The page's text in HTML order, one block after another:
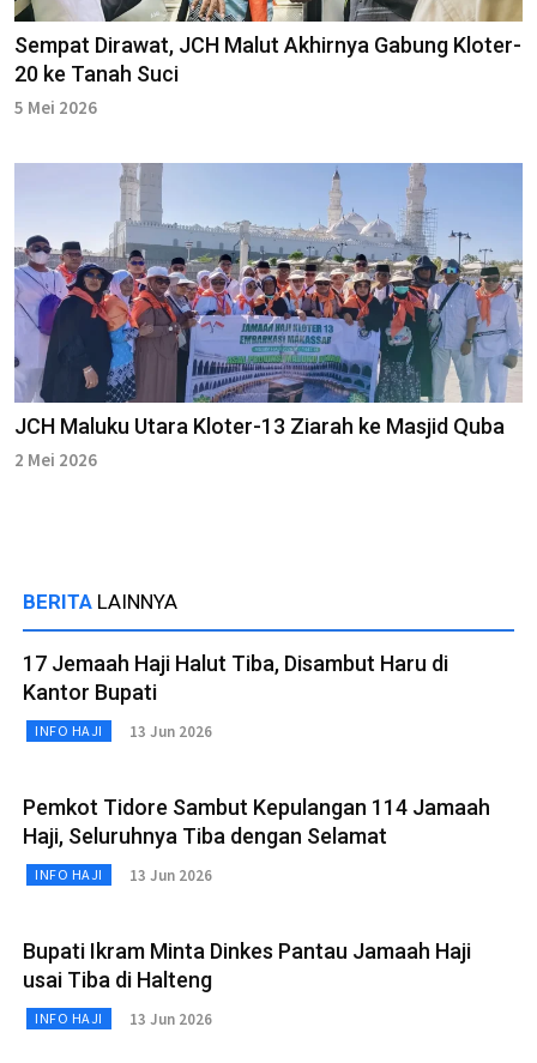
Sempat Dirawat, JCH Malut Akhirnya Gabung Kloter-
20 ke Tanah Suci
5 Mei 2026
JCH Maluku Utara Kloter-13 Ziarah ke Masjid Quba
2 Mei 2026
BERITA LAINNYA
17 Jemaah Haji Halut Tiba, Disambut Haru di
Kantor Bupati
INFO HAJI 13 Jun 2026
Pemkot Tidore Sambut Kepulangan 114 Jamaah
Haji, Seluruhnya Tiba dengan Selamat
INFO HAJI 13 Jun 2026
Bupati Ikram Minta Dinkes Pantau Jamaah Haji
usai Tiba di Halteng
INFO HAJI 13 Jun 2026